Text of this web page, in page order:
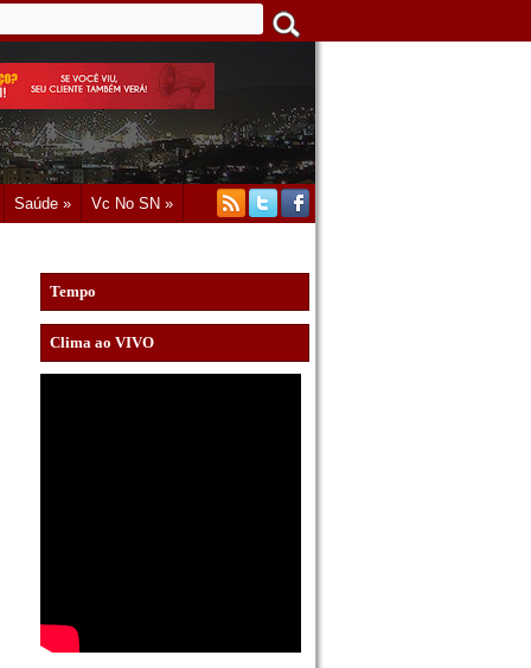
Saúde » Vc No SN »
Tempo
Clima ao VIVO